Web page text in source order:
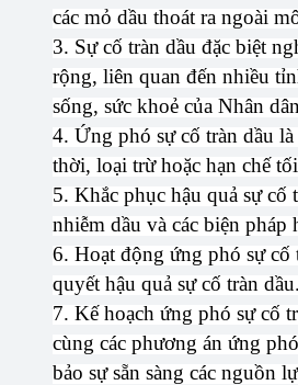
các mỏ dầu thoát ra ngoài
3. Sự cố tràn dầu đặc biệt
rộng, liên quan đến nhiều
sống, sức khoẻ của Nhân
4. Ứng phó sự cố tràn dầu
thời, loại trừ hoặc hạn chế
5. Khắc phục hậu quả sự cố
nhiễm dầu và các biện
6. Hoạt động ứng phó sự cố
quyết hậu quả sự cố tràn dầu.
7. Kế hoạch ứng phó sự cố
cùng các phương án ứng
bảo sự sẵn sàng các nguồn